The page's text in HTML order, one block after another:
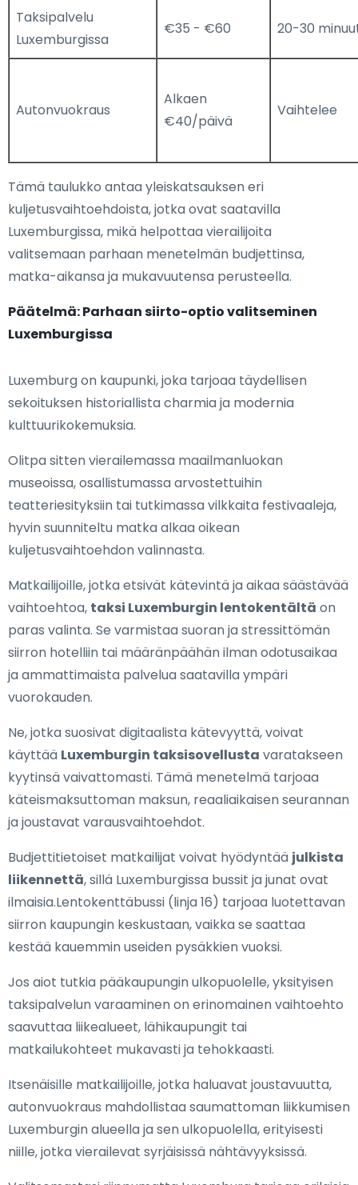
Taksipalvelu
Luxemburgissa
€35 - €60 20-30
Autonvuokraus
Alkaen
€40/päivä
Vaihtelee
Tämä taulukko antaa yleiskatsauksen eri
kuljetusvaihtoehdoista, jotka ovat saatavilla
Luxemburgissa, mikä helpottaa vierailijoita
valitsemaan parhaan menetelmän budjettinsa,
matka-aikansa ja mukavuutensa perusteella.
Päätelmä: Parhaan siirto-optio valitseminen
Luxemburgissa
Luxemburg on kaupunki, joka tarjoaa täydellisen
sekoituksen historiallista charmia ja modernia
kulttuurikokemuksia.
Olitpa sitten vierailemassa maailmanluokan
museoissa, osallistumassa arvostettuihin
teatteriesityksiin tai tutkimassa vilkkaita festivaaleja,
hyvin suunniteltu matka alkaa oikean
kuljetusvaihtoehdon valinnasta.
Matkailijoille, jotka etsivät kätevintä ja aikaa säästävää
vaihtoehtoa, taksi Luxemburgin lentokentältä on
paras valinta. Se varmistaa suoran ja stressittömän
siirron hotelliin tai määränpäähän ilman odotusaikaa
ja ammattimaista palvelua saatavilla ympäri
vuorokauden.
Ne, jotka suosivat digitaalista kätevyyttä, voivat
käyttää Luxemburgin taksisovellusta varatakseen
kyytinsä vaivattomasti. Tämä menetelmä tarjoaa
käteismaksuttoman maksun, reaaliaikaisen seurannan
ja joustavat varausvaihtoehdot.
Budjettitietoiset matkailijat voivat hyödyntää julkista
liikennettä, sillä Luxemburgissa bussit ja junat ovat
ilmaisia.Lentokenttäbussi (linja 16) tarjoaa luotettavan
siirron kaupungin keskustaan, vaikka se saattaa
kestää kauemmin useiden pysäkkien vuoksi.
Jos aiot tutkia pääkaupungin ulkopuolelle, yksityisen
taksipalvelun varaaminen on erinomainen vaihtoehto
saavuttaa liikealueet, lähikaupungit tai
matkailukohteet mukavasti ja tehokkaasti.
Itsenäisille matkailijoille, jotka haluavat joustavuutta,
autonvuokraus mahdollistaa saumattoman liikkumisen
Luxemburgin alueella ja sen ulkopuolella, erityisesti
niille, jotka vierailevat syrjäisissä nähtävyyksissä.